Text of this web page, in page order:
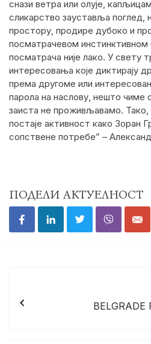
снази ветра или олује,
сликарство зауставља поглед,
простору, продире дубоко и
посматрачевом инстинктивном
посматрача није лако. У свету
интересовања које диктирају
према другоме или
парола на наслову, нешто
заиста не проживљавамо.
постаје активност како Зоран
сопствене потребе” –
ПОДЕЛИ АКТУЕЛНОСТ
чланка